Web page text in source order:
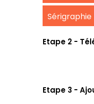
Sérigraphie
Etape 2 -
Etape 3 -